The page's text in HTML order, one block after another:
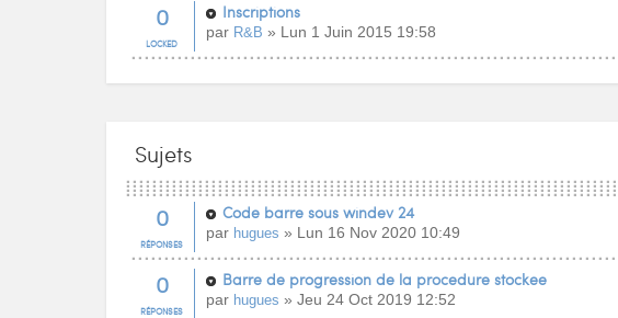
0
LOCKED
Inscriptions
par R&B » Lun 1 Juin 2015 19:58
Sujets
0
RÉPONSES
Code barre sous windev 24
par hugues » Lun 16 Nov 2020 10:49
0
RÉPONSES
Barre de progression de la procedure stockee
par hugues » Jeu 24 Oct 2019 12:52